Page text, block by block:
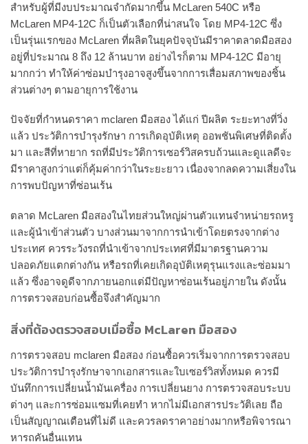
สำหรับผู้ที่มีงบประมาณจำกัดมากขึ้น McLaren 540C หรือ
McLaren MP4-12C ก็เป็นตัวเลือกที่น่าสนใจ โดย MP4-12C ซึ่ง
เป็นรุ่นแรกของ McLaren ที่ผลิตในยุคปัจจุบันมีราคาตลาดมือสอง
อยู่ที่ประมาณ 8 ถึง 12 ล้านบาท อย่างไรก็ตาม MP4-12C มีอายุ
มากกว่า ทำให้ค่าซ่อมบำรุงอาจสูงขึ้นจากการเสื่อมสภาพของชิ้น
ส่วนต่างๆ ตามอายุการใช้งาน
ปัจจัยที่กำหนดราคา mclaren มือสอง ได้แก่ ปีผลิต ระยะทางที่วิ่ง
แล้ว ประวัติการบำรุงรักษา การเกิดอุบัติเหตุ ออพชันพิเศษที่ติดตั้ง
มา และสีที่หายาก รถที่มีประวัติการเซอร์วิสครบถ้วนและดูแลดีจะ
มีราคาสูงกว่าแต่ก็คุ้มค่ากว่าในระยะยาว เนื่องจากลดความเสี่ยงใน
การพบปัญหาที่ซ่อนเร้น
ตลาด McLaren มือสองในไทยส่วนใหญ่ผ่านตัวแทนจำหน่ายรถหรู
และผู้นำเข้าส่วนตัว บางส่วนมาจากการนำเข้าโดยตรงจากต่าง
ประเทศ ควรระวังรถที่นำเข้าจากประเทศที่มีมาตรฐานความ
ปลอดภัยแตกต่างกัน หรือรถที่เคยเกิดอุบัติเหตุรุนแรงและซ่อมมา
แล้ว ซึ่งอาจดูดีจากภายนอกแต่มีปัญหาซ่อนเร้นอยู่ภายใน ดังนั้น
การตรวจสอบก่อนซื้อจึงสำคัญมาก
สิ่งที่ต้องตรวจสอบเมื่อซื้อ McLaren มือสอง
การตรวจสอบ mclaren มือสอง ก่อนซื้อควรเริ่มจากการตรวจสอบ
ประวัติการบำรุงรักษาจากเอกสารและใบเซอร์วิสทั้งหมด ควรมี
บันทึกการเปลี่ยนน้ำมันเครื่อง การเปลี่ยนยาง การตรวจสอบระบบ
ต่างๆ และการซ่อมแซมที่เคยทำ หากไม่มีเอกสารประวัติเลย ถือ
เป็นสัญญาณเตือนที่ไม่ดี และควรลดราคาอย่างมากหรือพิจารณา
หารถคันอื่นแทน